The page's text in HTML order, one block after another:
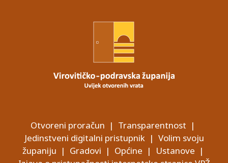
Otvoreni proračun | Transparentnost |
Jedinstveni digitalni pristupnik| Volim svoju
županiju | Gradovi | Općine | Ustanove |